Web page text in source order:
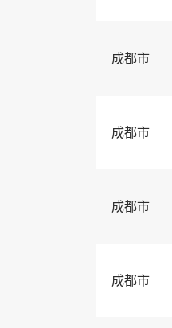
成都市
成都市
成都市
成都市